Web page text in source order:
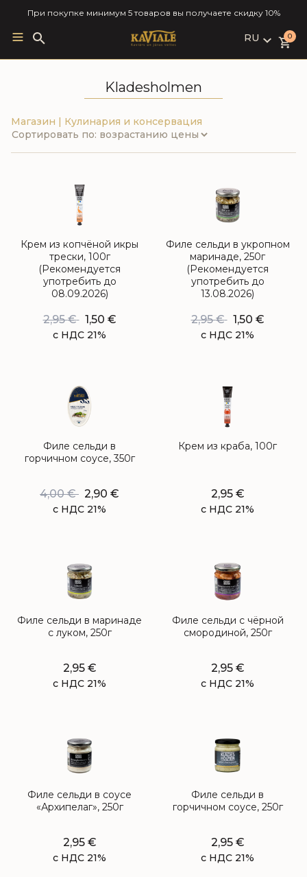
При покупке минимум 5 товаров вы получаете скидку 10%
Search
for:
RU
LV
0
Kladesholmen
Магазин | Кулинария и консервация
Крем из копчёной икры
трески, 100г
(Рекомендуется
употребить до
08.09.2026)
2,95€ 1,50 €
с НДС 21%
Филе сельди в укропном
маринаде, 250г
(Рекомендуется
употребить до
13.08.2026)
2,95€ 1,50 €
с НДС 21%
Филе сельди в
горчичном соусе, 350г
4,00€ 2,90 €
с НДС 21%
Крем из краба, 100г
2,95 €
с НДС 21%
Филе сельди в маринаде
с луком, 250г
2,95 €
с НДС 21%
Филе сельди с чёрной
смородиной, 250г
2,95 €
с НДС 21%
Филе сельди в соусе
«Архипелаг», 250г
2,95 €
с НДС 21%
Филе сельди в
горчичном соусе, 250г
2,95 €
с НДС 21%